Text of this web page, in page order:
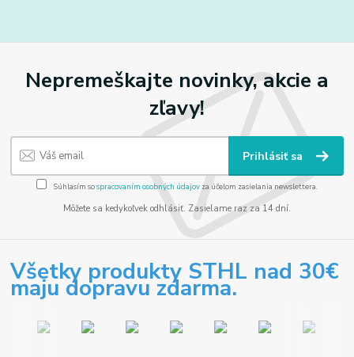
Nepremeškajte novinky, akcie a
zľavy!
Prihlásiť sa
Súhlasím sospracovaním osobných údajov za účelom zasielania newslettera.
Môžete sa kedykoľvek odhlásiť. Zasielame raz za 14 dní.
Všetky produkty STHL nad 30€
maju dopravu zdarma.